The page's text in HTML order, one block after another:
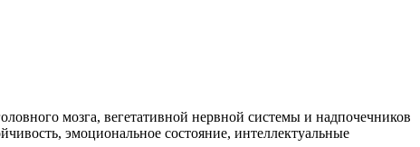
мозга, вегетативной нервной системы и надпочечников
эмоциональное состояние, интеллектуальные